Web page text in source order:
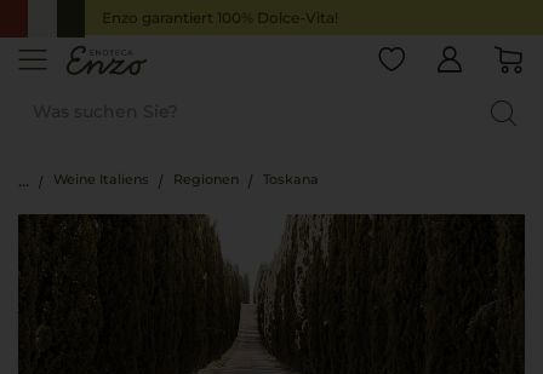
Enzo garantiert 100% Dolce-Vita!
Weine Italiens Regionen Toskana